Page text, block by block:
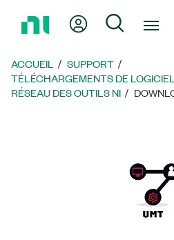
page
d’accueil
Mon compte
ACCUEIL
SUPPORT
TÉLÉCHARGEMENTS DE
RÉSEAU DES OUTILS NI